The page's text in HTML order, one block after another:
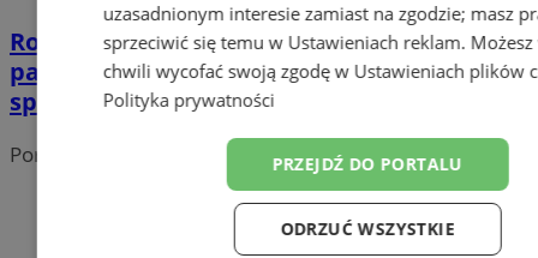
Romantyczna pułapka: Wodzisławianka
padła ofiarą oszustwa przez media
społecznościowe
Portal należy do sieci
uzasadnionym interesie zamiast na zgodzie; masz
sprzeciwić się temu w Ustawieniach reklam.
chwili wycofać swoją zgodę w Ustawieniach plików
Polityka prywatności
PRZEJDŹ DO PORTALU
ODRZUĆ WSZYSTKIE